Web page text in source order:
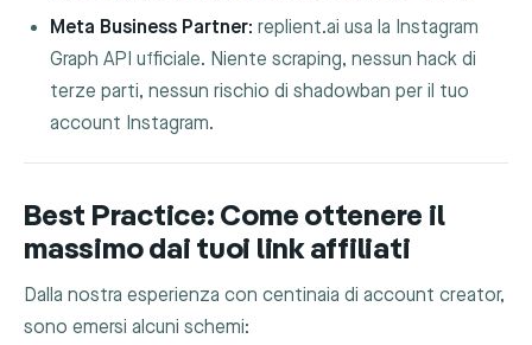
Meta Business Partner: replient.ai usa la Instagram
Graph API ufficiale. Niente scraping, nessun hack di
terze parti, nessun rischio di shadowban per il tuo
account Instagram.
Best Practice: Come ottenere il
massimo dai tuoi link affiliati
Dalla nostra esperienza con centinaia di account creator,
sono emersi alcuni schemi: